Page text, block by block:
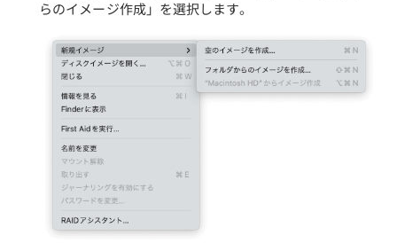
らのイメージ作成」を選択します。